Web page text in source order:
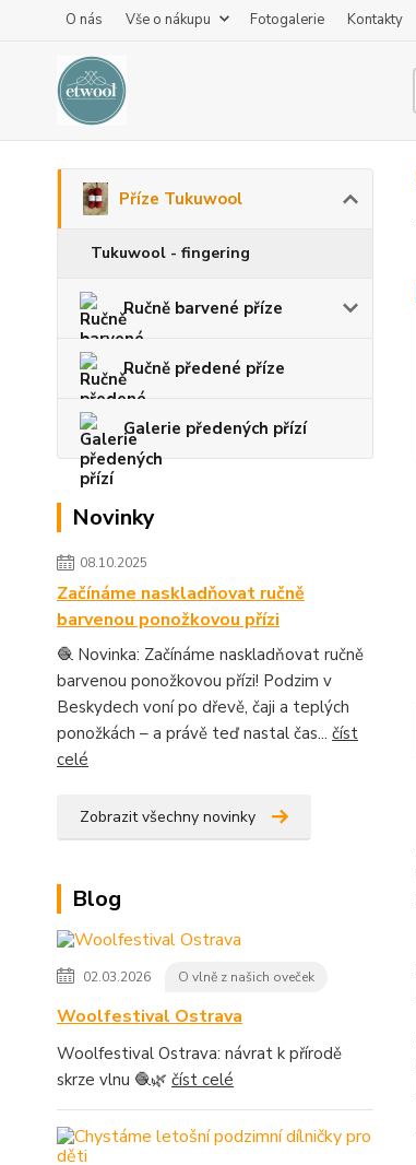
O nás Vše o nákupu Fotogalerie Kontakty
Příze Tukuwool
Tukuwool - fingering
Ručně barvené příze
Ručně předené příze
Galerie předených přízí
Novinky
08.10.2025
Začínáme naskladňovat ručně
barvenou ponožkovou přízi
🧶 Novinka: Začínáme naskladňovat ručně
barvenou ponožkovou přízi! Podzim v
Beskydech voní po dřevě, čaji a teplých
ponožkách – a právě teď nastal čas... číst
celé
Zobrazit všechny novinky
Blog
02.03.2026 O vlně z našich oveček
Woolfestival Ostrava
Woolfestival Ostrava: návrat k přírodě
skrze vlnu 🧶🌿 číst celé